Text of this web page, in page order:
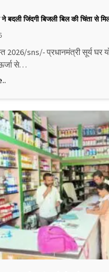
बदली जिंदगी बिजली बिल की चिंता से
2026/sns/- प्रधानमंत्री सूर्य घर
से…